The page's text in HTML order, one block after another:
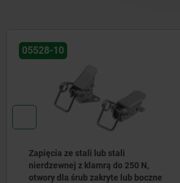
05528-10
Zapięcia ze stali lub stali
nierdzewnej z klamrą do 250 N,
otwory dla śrub zakryte lub boczne